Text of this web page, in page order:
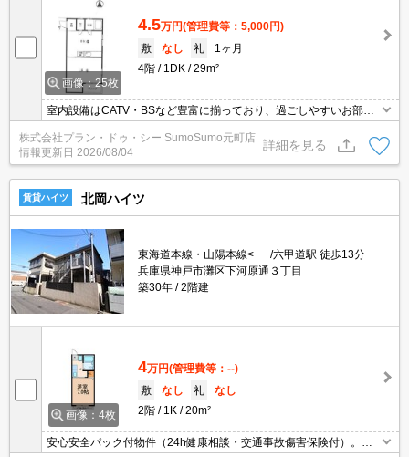
画像：25枚
4.5万円(管理費等：5,000円)
敷
なし 礼
1ヶ月
4階
1DK 29m²
室内設備はCATV・BSなど豊富に揃っており、過ごしやすいお部屋
配がないのが魅力です。ぜひご覧いただきたい賃貸物件です。入居
時期を調整できる物件です。ぜひご相談ください。あこがれのフロ
ーリング物件で新生活を始めましょう。
株式会社プラン・ドゥ・シー SumoSumo元町店
情報更新日 2026/08/04
詳細を見る
賃貸ハイツ 北岡ハイツ
東海道本線・山陽本線<･･･/六甲道駅 徒歩13分
兵庫県神戸市灘区下河原通３丁目
築30年
2階建
画像：4枚
4万円(管理費等：--)
敷
なし 礼
なし
2階
1K 20m²
安心安全パック付物件（24h健康相談・交通事故傷害保険付）。最